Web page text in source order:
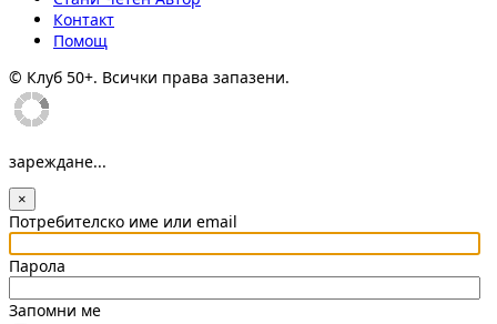
Контакт
Помощ
© Клуб 50+. Всички права запазени.
зареждане...
×
Потребителско име или email
Парола
Запомни ме